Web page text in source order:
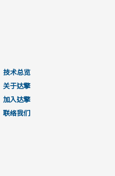
技术总览
关于达擎
加入达擎
联络我们